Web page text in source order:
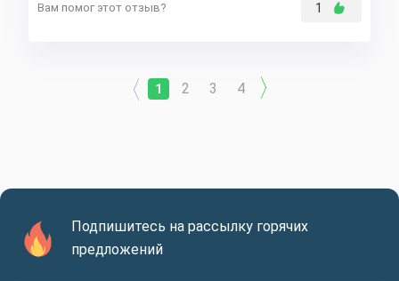
Вам помог этот отзыв? 1
1 2 3 4
Подпишитесь на рассылку горячих
предложений